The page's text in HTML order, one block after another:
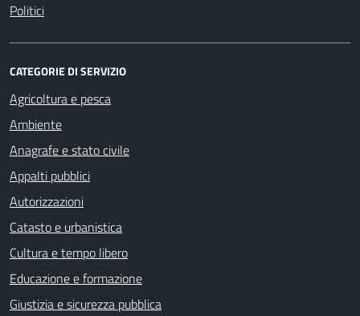
Politici
CATEGORIE DI SERVIZIO
Agricoltura e pesca
Ambiente
Anagrafe e stato civile
Appalti pubblici
Autorizzazioni
Catasto e urbanistica
Cultura e tempo libero
Educazione e formazione
Giustizia e sicurezza pubblica